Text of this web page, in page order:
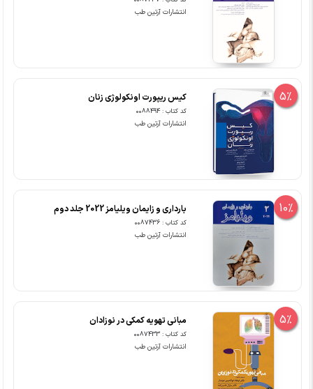
انتشارات آرتین طب
5% کیس ریپورت اونکولوژی زنان
کد کتاب : 0088494
انتشارات آرتین طب
10% بارداری و زایمان ویلیامز 2022 جلد دوم
کد کتاب : 0087436
انتشارات آرتین طب
5% مبانی تهویه کمکی در نوزادان
کد کتاب : 0087433
انتشارات آرتین طب